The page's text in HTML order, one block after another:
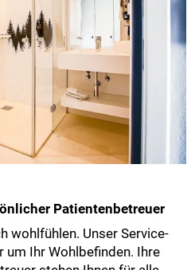
Patientenbetreuer
wohlfühlen. Unser Service-
um Ihr Wohlbefinden. Ihre